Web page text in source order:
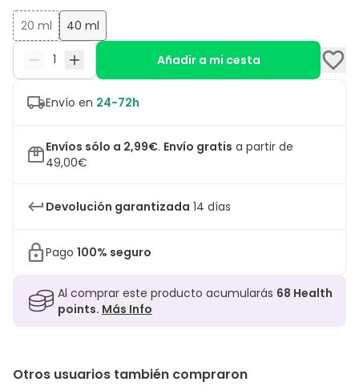
20 ml 40 ml
Añadir a mi cesta
Envío en 24-72h
Envíos sólo a 2,99€. Envío gratis a partir de
49,00€
Devolución garantizada 14 días
Pago 100% seguro
Al comprar este producto acumularás 68 Health
points. Más Info
Otros usuarios también compraron